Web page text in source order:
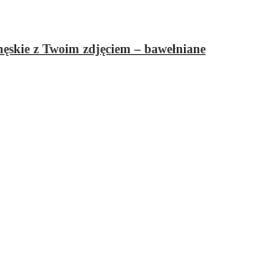
z Twoim zdjęciem – bawełniane